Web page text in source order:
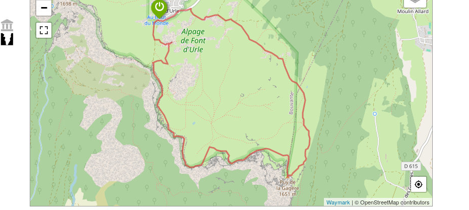
−
Waymark | © OpenStreetMap contributors